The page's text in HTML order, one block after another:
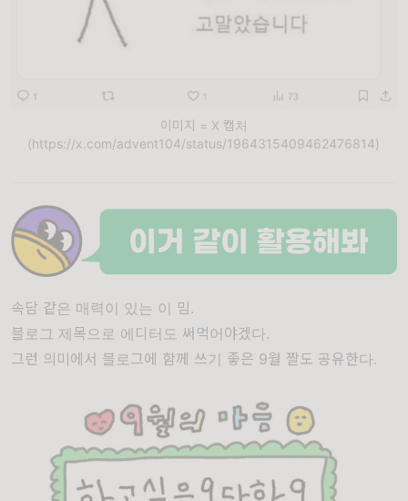
이미지 = X 캡처
(https://x.com/advent104/status/1964315409462476814)
속담 같은 매력이 있는 이 밈.
블로그 제목으로 에디터도 써먹어야겠다.
그런 의미에서 블로그에 함께 쓰기 좋은 9월 짤도 공유한다.